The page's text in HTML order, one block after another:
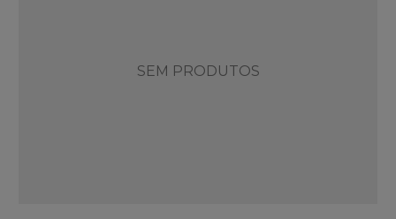
SEM PRODUTOS